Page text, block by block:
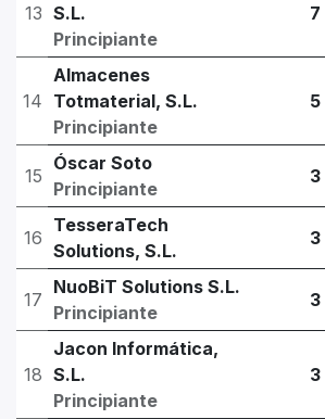
13 S.L.
Principiante
7
14
Almacenes
Totmaterial, S.L.
Principiante
5
15
Óscar Soto
Principiante
3
16
TesseraTech
Solutions, S.L.
3
17
NuoBiT Solutions S.L.
Principiante
3
18
Jacon Informática,
S.L.
Principiante
3